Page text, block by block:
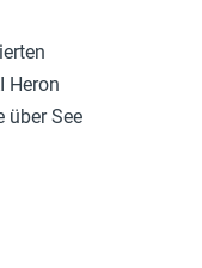
Heron
über See